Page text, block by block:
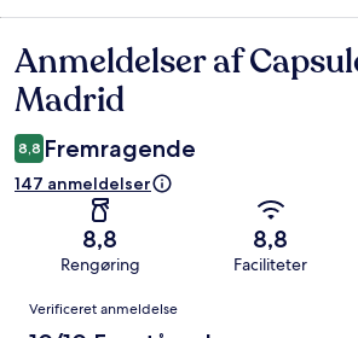
Anmeldelser
Anmeldelser af
Madrid
8,8 Fremragende
147 anmeldelser
8,8
Rengøring
8,8
Faciliteter
Anmeldelser
Verificeret anmeldelse